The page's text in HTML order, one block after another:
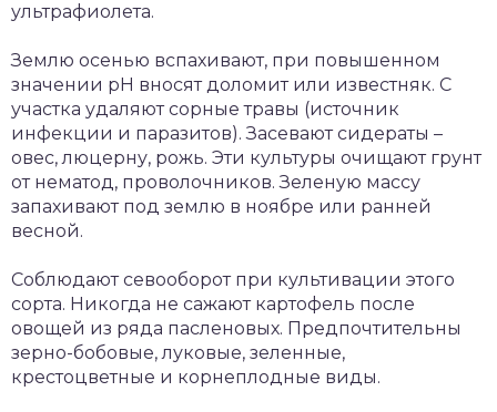
ультрафиолета.
Землю осенью вспахивают, при повышенном
значении рН вносят доломит или известняк. С
участка удаляют сорные травы (источник
инфекции и паразитов). Засевают сидераты –
овес, люцерну, рожь. Эти культуры очищают грунт
от нематод, проволочников. Зеленую массу
запахивают под землю в ноябре или ранней
весной.
Соблюдают севооборот при культивации этого
сорта. Никогда не сажают картофель после
овощей из ряда пасленовых. Предпочтительны
зерно-бобовые, луковые, зеленные,
крестоцветные и корнеплодные виды.